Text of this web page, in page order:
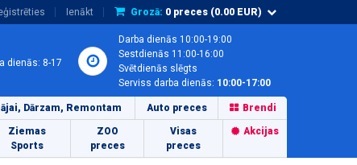
Ienākt Grozā: 0 preces (0.00 EUR)
dienās: 8-17
Darba dienās 10:00-19:00
Sestdienās 11:00-16:00
Svētdienās slēgts
Serviss darba dienās: 10:00-17:00
Dārzam, Remontam Auto preces Brendi
Ziemas
Sports
ZOO
preces
Visas
preces
Akcijas